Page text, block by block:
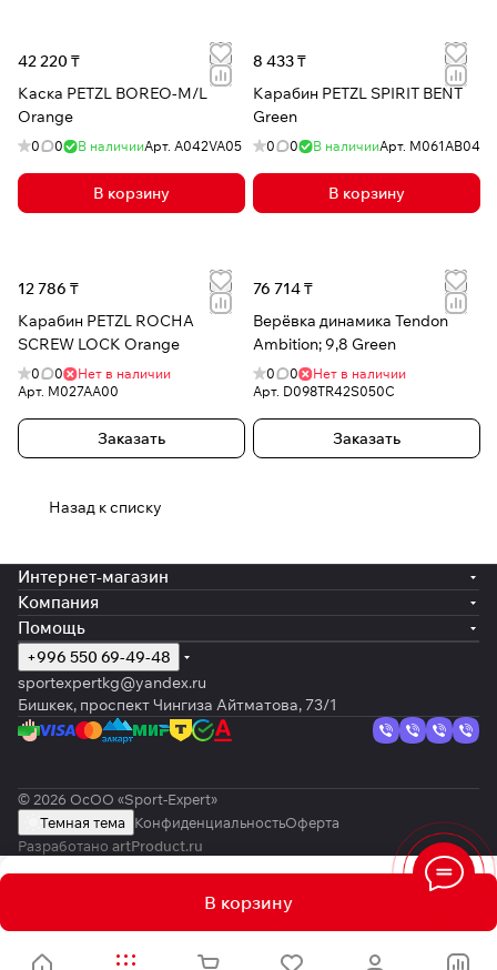
42 220 ₸
Каска PETZL BOREO-M/L
Orange
0 0 В наличииАрт. A042VA05
В корзину
8 433 ₸
Карабин PETZL SPIRIT BENT
Green
0 0 В наличииАрт. M061AB04
В корзину
12 786 ₸
Карабин PETZL ROCHA
SCREW LOCK Orange
0 0
Нет в наличии
Арт. M027AA00
Заказать
76 714 ₸
Верёвка динамика Tendon
Ambition; 9,8 Green
0 0
Нет в наличии
Арт. D098TR42S050C
Заказать
Назад к списку
В корзину
Интернет-магазин
Компания
Помощь
+996 550 69-49-48
sportexpertkg@yandex.ru
Бишкек, проспект Чингиза Айтматова, 73/1
© 2026 ОсОО «Sport-Expert»
Темная тема
КонфиденциальностьОферта
Разработано artProduct.ru